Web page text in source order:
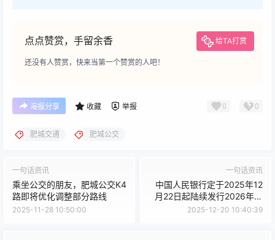
点点赞赏，手留余香 给TA打赏
还没有人赞赏，快来当第一个赞赏的人吧！
海报分享 收藏 举报 0 0
肥城交通 肥城公交
一句话资讯
乘坐公交的朋友，肥城公交K4
路即将优化调整部分路线
2025-11-28 10:50:00
一句话资讯
中国人民银行定于2025年12
月22日起陆续发行2026年贺
岁纪念币和纪念钞
2025-12-20 10:40:39